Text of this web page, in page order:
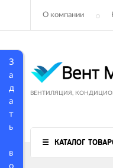
З
а
д
а
т
ь
в
о
О компании
ВЕНТИЛЯЦИЯ,
КАТАЛОГ